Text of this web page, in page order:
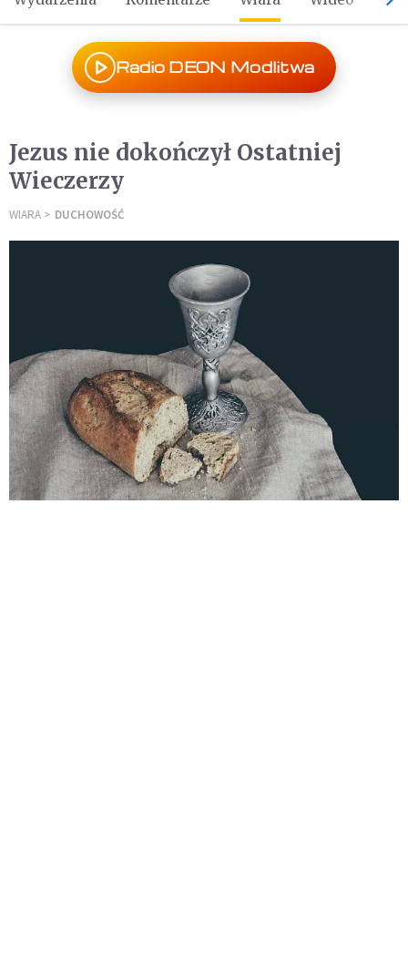
Radio DEON Modlitwa
Jezus nie dokończył Ostatniej
Wieczerzy
WIARA DUCHOWOŚĆ